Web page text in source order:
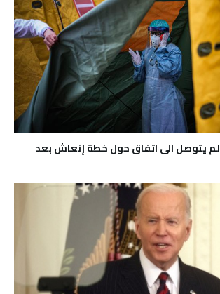
لم يتوصل الى اتفاق حول خطة إنعاش بعد